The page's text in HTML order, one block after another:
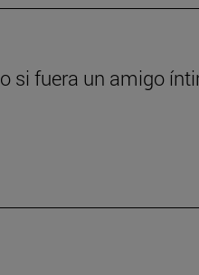
si fuera un amigo